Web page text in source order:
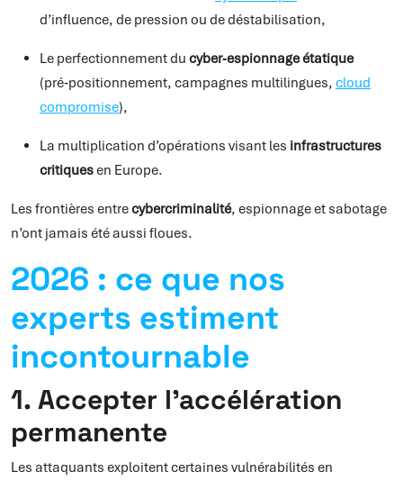
d’influence, de pression ou de déstabilisation,
Le perfectionnement du cyber‑espionnage étatique
(pré‑positionnement, campagnes multilingues, cloud
compromise),
La multiplication d’opérations visant les infrastructures
critiquesen Europe.
Les frontières entrecybercriminalité, espionnage et sabotage
n’ont jamais été aussi floues.
2026 : ce que nos
experts estiment
incontournable
1. Accepter l’accélération
permanente
Les attaquants exploitent certaines vulnérabilités en